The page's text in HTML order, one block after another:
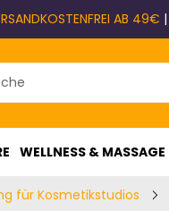
AB 49€ |
WELLNESS & MASSAGE
für Kosmetikstudios